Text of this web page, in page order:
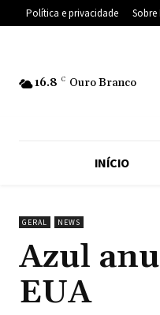
Política e privacidade Sobre
16.8 C Ouro Branco
INÍCIO
GERAL NEWS
Azul
EUA